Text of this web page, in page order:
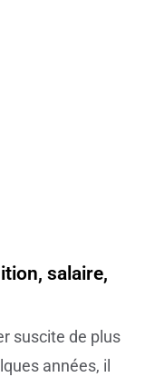
salaire,
suscite de plus
années, il